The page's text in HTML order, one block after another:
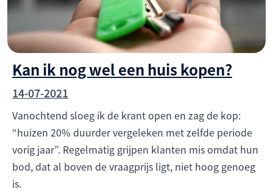
Kan ik nog wel een huis kopen?
14-07-2021
Vanochtend sloeg ik de krant open en zag de kop:
“huizen 20% duurder vergeleken met zelfde periode
vorig jaar”. Regelmatig grijpen klanten mis omdat hun
bod, dat al boven de vraagprijs ligt, niet hoog genoeg
is.